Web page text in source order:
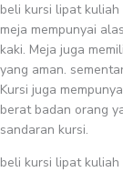
beli kursi lipat
meja mempunyai
kaki. Meja juga
yang aman.
Kursi juga
berat badan orang
sandaran kursi.
beli kursi lipat kuliah